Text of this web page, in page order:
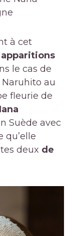
à cet
apparitions
le cas de
Naruhito au
fleurie de
Suède avec
qu’elle
deux de